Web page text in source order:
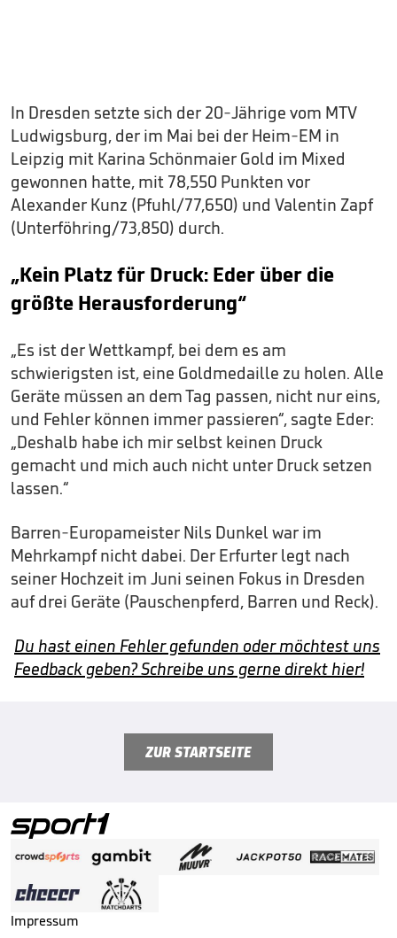
In Dresden setzte sich der 20-Jährige vom MTV
Ludwigsburg, der im Mai bei der Heim-EM in
Leipzig mit Karina Schönmaier Gold im Mixed
gewonnen hatte, mit 78,550 Punkten vor
Alexander Kunz (Pfuhl/77,650) und Valentin Zapf
(Unterföhring/73,850) durch.
„Kein Platz für Druck: Eder über die
größte Herausforderung“
„Es ist der Wettkampf, bei dem es am
schwierigsten ist, eine Goldmedaille zu holen. Alle
Geräte müssen an dem Tag passen, nicht nur eins,
und Fehler können immer passieren“, sagte Eder:
„Deshalb habe ich mir selbst keinen Druck
gemacht und mich auch nicht unter Druck setzen
lassen.“
Barren-Europameister Nils Dunkel war im
Mehrkampf nicht dabei. Der Erfurter legt nach
seiner Hochzeit im Juni seinen Fokus in Dresden
auf drei Geräte (Pauschenpferd, Barren und Reck).
Du hast einen Fehler gefunden oder möchtest uns
Feedback geben? Schreibe uns gerne direkt hier!
ZUR STARTSEITE
Impressum